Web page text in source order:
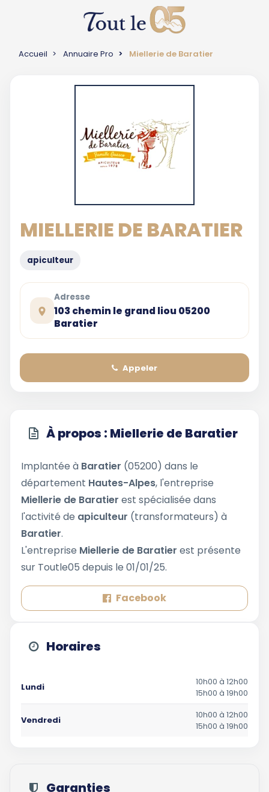
Accueil Annuaire Pro Miellerie de Baratier
MIELLERIE DE BARATIER
apiculteur
Adresse
103 chemin le grand liou 05200
Baratier
Appeler
À propos : Miellerie de Baratier
Implantée à Baratier (05200) dans le
département Hautes-Alpes, l'entreprise
Miellerie de Baratier est spécialisée dans
l'activité de apiculteur (transformateurs) à
Baratier.
L'entreprise Miellerie de Baratier est présente
sur Toutle05 depuis le 01/01/25.
Facebook
Horaires
Lundi
10h00 à 12h00
15h00 à 19h00
Vendredi
10h00 à 12h00
15h00 à 19h00
Garanties